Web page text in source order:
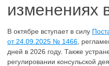
изменениях
В октябре вступает в силу
от 24.09.2025 № 1466 ,
дней в 2026 году. Также
регулировании консульской